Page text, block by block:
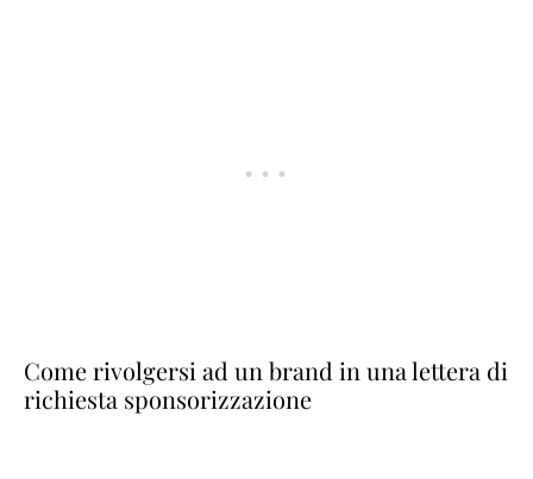
Come rivolgersi ad un brand in una lettera di
richiesta sponsorizzazione